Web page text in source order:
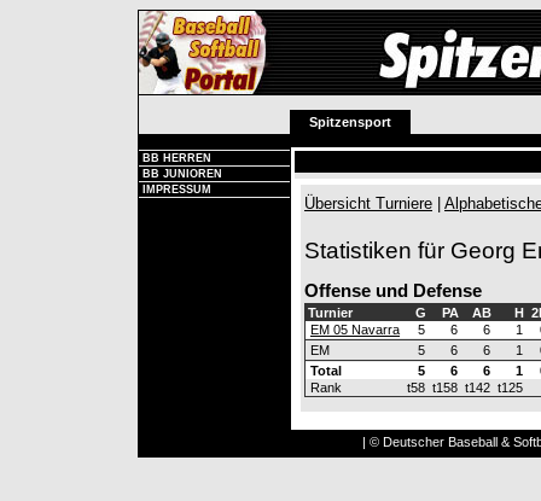
Spitzensport
BB HERREN
BB JUNIOREN
IMPRESSUM
Übersicht Turniere
Statistiken für Georg
Offense und Defense
Turnier G PA AB H
EM 05 Navarra
5 6 6 1
EM
5 6 6 1
Total
5 6 6 1
Rank
t58 t158 t142 t125
| © Deutscher Baseball &